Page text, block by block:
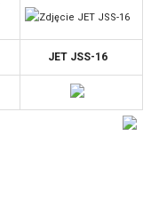
JET JSS-16